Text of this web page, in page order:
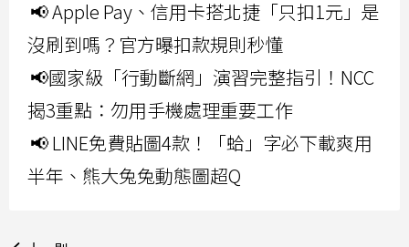
📢 Apple Pay、信用卡搭北捷「只扣1元」是
沒刷到嗎？官方曝扣款規則秒懂
📢國家級「行動斷網」演習完整指引！NCC
揭3重點：勿用手機處理重要工作
📢 LINE免費貼圖4款！「蛤」字必下載爽用
半年、熊大兔兔動態圖超Q